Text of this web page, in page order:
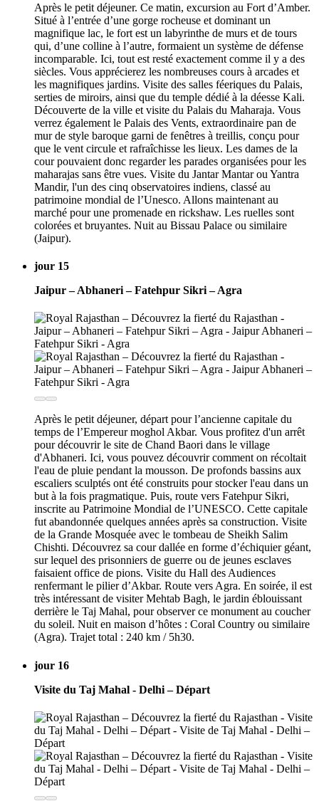
Après le petit déjeuner. Ce matin, excursion au Fort d’Amber.
Situé à l’entrée d’une gorge rocheuse et dominant un
magnifique lac, le fort est un labyrinthe de murs et de tours
qui, d’une colline à l’autre, formaient un système de défense
incomparable. Ici, tout est resté exactement comme il y a des
siècles. Vous apprécierez les nombreuses cours à arcades et
les magnifiques jardins. Visite des salles féeriques du Palais,
serties de miroirs, ainsi que du temple dédié à la déesse Kali.
Découverte de la ville et visite du Palais du Maharaja. Vous
verrez également le Palais des Vents, extraordinaire pan de
mur de style baroque garni de fenêtres à treillis, conçu pour
que le vent circule et rafraîchisse les lieux. Les dames de la
cour pouvaient donc regarder les parades organisées pour les
maharajas sans être vues. Visite du Jantar Mantar ou Yantra
Mandir, l'un des cinq observatoires indiens, classé au
patrimoine mondial de l’Unesco. Allons maintenant au
marché pour une promenade en rickshaw. Les ruelles sont
colorées et bruyantes. Nuit au Bissau Palace ou similaire
(Jaipur).
jour 15
Jaipur – Abhaneri – Fatehpur Sikri – Agra
Après le petit déjeuner, départ pour l’ancienne capitale du
temps de l’Empereur moghol Akbar. Vous profitez d'un arrêt
pour découvrir le site de Chand Baori dans le village
d'Abhaneri. Ici, vous pouvez découvrir comment on récoltait
l'eau de pluie pendant la mousson. De profonds bassins aux
escaliers sculptés ont été construits pour stocker l'eau dans un
but à la fois pragmatique. Puis, route vers Fatehpur Sikri,
inscrite au Patrimoine Mondial de l’UNESCO. Cette capitale
fut abandonnée quelques années après sa construction. Visite
de la Grande Mosquée avec le tombeau de Sheikh Salim
Chishti. Découvrez sa cour dallée en forme d’échiquier géant,
sur lequel des prisonniers de guerre ou de jeunes esclaves
faisaient office de pions. Visite du Hall des Audiences
renfermant le pilier d’Akbar. Route vers Agra. En soirée, il est
très intéressant de visiter Mehtab Bagh, le jardin éblouissant
derrière le Taj Mahal, pour observer ce monument au coucher
du soleil. Nuit en maison d’hôtes : Coral Country ou similaire
(Agra). Trajet total : 240 km / 5h30.
jour 16
Visite du Taj Mahal - Delhi – Départ